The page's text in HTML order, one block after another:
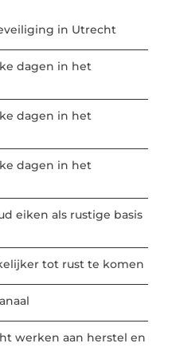
in Utrecht
dagen in het
dagen in het
dagen in het
eiken als rustige basis
tot rust te komen
werken aan herstel en